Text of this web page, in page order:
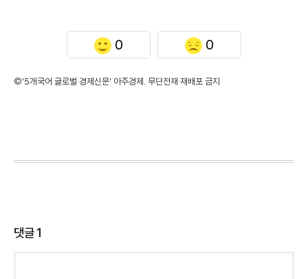
0 0
©'5개국어 글로벌 경제신문' 아주경제. 무단전재·재배포 금지
댓글1